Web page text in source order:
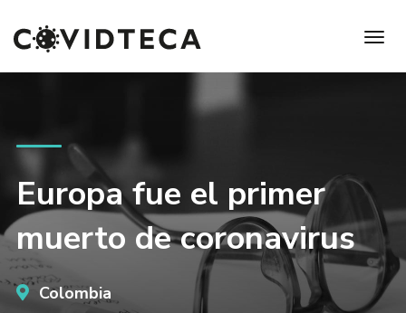
Europa fue el primer
muerto de coronavirus
Colombia